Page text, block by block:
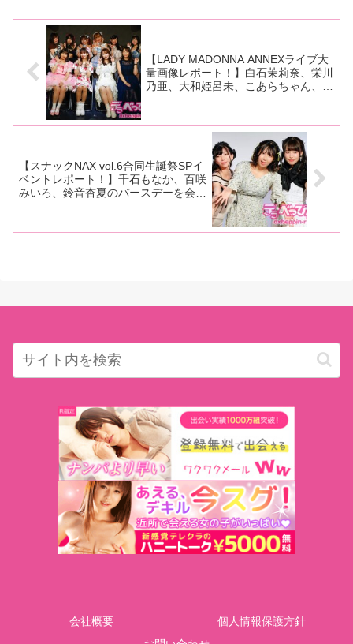
念SP」が、5月13日に東京・レ
フカダ新宿で行われました。イ
10名！】
【LADY MADONNA ANNEXライブ大
量画像レポート！】白石茉莉奈、栄川
乃亜、大和姫呂未、こあらちゃん、桜
最大の盛り上がりで最高峰ライブを開
【スナックNAX vol.6合同生誕祭SPイ
ベントレポート！】千石もなか、百咲
みいろ、鈴音杏夏のバースデーを会場
会社概要
個人情報保護方針